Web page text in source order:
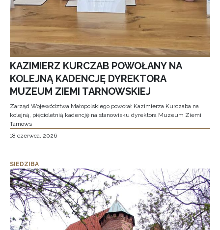
KAZIMIERZ KURCZAB POWOŁANY NA
KOLEJNĄ KADENCJĘ DYREKTORA
MUZEUM ZIEMI TARNOWSKIEJ
Zarząd Województwa Małopolskiego powołał Kazimierza Kurczaba na
kolejną, pięcioletnią kadencję na stanowisku dyrektora Muzeum Ziemi
Tarnows
18 czerwca, 2026
SIEDZIBA